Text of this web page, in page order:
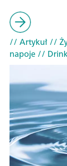
// Artykuł//
napoje//